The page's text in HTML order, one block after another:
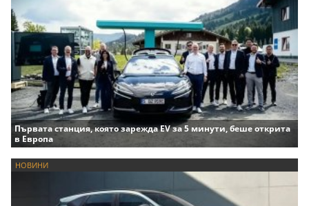
Първата станция, която зарежда EV за 5 минути, беше открита
в Европа
НОВИНИ